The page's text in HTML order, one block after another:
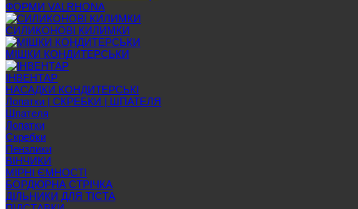
ФОРМИ VALRHONA
СИЛИКОНОВІ КИЛИМКИ
МІШКИ КОНДИТЕРСЬКИ
ІНВЕНТАР
НАСАДКИ КОНДИТЕРСЬКІ
Лопатки | СКРЕБКИ | ШПАТЕЛЯ
Шпателя
Лопатки
Скребки
Пензлики
ВІНЧИКИ
МІРНІ ЄМНОСТІ
БОРДЮРНА СТРІЧКА
ДІЛЬНИКИ ДЛЯ ТІСТА